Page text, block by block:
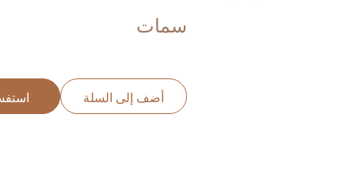
سمات
أضف إلى السلة استفسر الآن